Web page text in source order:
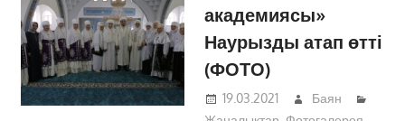
академиясы»
Наурызды атап өтті
(ФОТО)
19.03.2021
Баян